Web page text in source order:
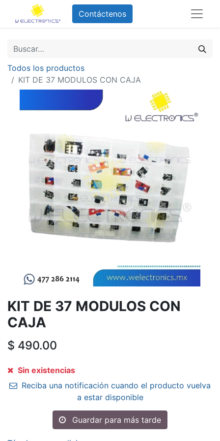
Contáctenos
Todos los productos
KIT DE 37 MODULOS CON CAJA
KIT DE 37 MODULOS CON
CAJA
$ 490.00
Sin existencias
Reciba una notificación cuando el producto vuelva
a estar disponible
Guardar para más tarde